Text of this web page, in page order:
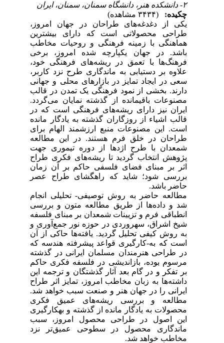
(۳۴۳۴ مشاهده)
یکی از دغدغه‌های طراحان در جهان امروز،
طراحی محصولاتی است که دارای بیشترین
هماهنگی با زمینه فرهنگی و روحیات مخاطب
باشد. در جهان یکپارچه شده امروز، برخی
فرهنگ‌ها با تعمق در ریشه‌های فرهنگی خود،
علاوه بر دستیابی به ماندگاری طرح نزد کاربر،
سعی در ایجاد تمایز در بازارهای محلی و جهانی
دارند. بخشی از نمود فرهنگی یک تمدن در قالب
مصنوعات باقیمانده از گذشته نمایان می‌گردد.
ایران نیز دارای ریشه‌های فرهنگی است که در
قالب اشیاء از روزگاران گذشته به یادگار مانده
است. این مصنوعات منبع ارزشمند الهام برای
طراحان در خلق فرم هستند. در این مطالعه
شمعدان با طرح اژدها از دوره تیموری جهت
پژوهش انتخاب گردید تا ریشه‌های فکری طراح
اثر بر مبنای فضای فلسفی حاکم بر آن زمان
بررسی شود؛ شاید که راهگشای طراح عصر
حاضر باشد.
مطالعه حاضر به روش توصیفی- تحلیلی انجام
شد و داده‌ها از طریق مطالعه متون و بررسی
انطباقی فرم و تزیینات شمعدان بر مبنای فلسفه
شیخ اشراق، سهروردی در حوزه نور جمع‌آوری و
به روش کیفی تحلیل گردید. یافته‌ها حاکی از آن
است که به-کارگیری قواعد پیشرفته هندسه که
در طراحی هنرمندان مسلمان ایرانی در گذشته
مرسوم بوده، بازاندیشی در فلسفه فکری حاکم
بر تفکر و در گام بعد آثار گذشتگان و ترجمه این
داشته‌ها به زبان مخاطب امروز، تمایز اثر طراح
ایرانی را در جهان هنر و صنعت سبب خواهد شد.
مطالعه و بررسی ریشه‌های عمیق فکری
محصولات به یادگار مانده از گذشته و بهکارگیری
این اصول در طراحی محصول امروز، سبب
ماندگاری محصول در سطوحی عمیق‌تر نزد
مخاطب خواهد شد.